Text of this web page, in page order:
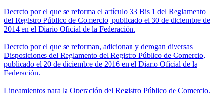
Decreto por el que se reforma el artículo 33 Bis 1 del Reglamento
del Registro Público de Comercio, publicado el 30 de diciembre de
2014 en el Diario Oficial de la Federación.
Decreto por el que se reforman, adicionan y derogan diversas
Disposiciones del Reglamento del Registro Público de Comercio,
publicado el 20 de diciembre de 2016 en el Diario Oficial de la
Federación.
Lineamientos para la Operación del Registro Público de Comercio.